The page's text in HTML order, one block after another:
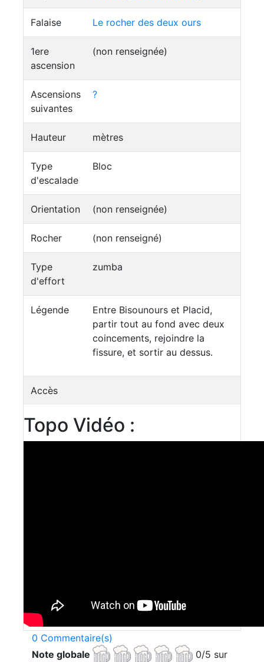
Falaise Le rocher des deux ours
1ere
ascension
(non renseignée)
Ascensions
suivantes
?
Hauteur mètres
Type
d'escalade
Bloc
Orientation (non renseignée)
Rocher (non renseigné)
Type
d'effort
zumba
Légende
Entre Bisounours et Placid,
partir tout au fond avec deux
coincements, rejoindre la
fissure, et sortir au dessus.
Accès
Topo Vidéo :
0 Commentaire(s)
Note globale
0/5 sur